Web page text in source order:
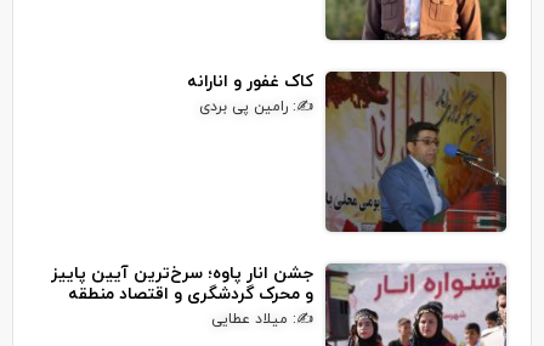
کاک غفور و انارانه
✍: رامین پی بردی
جشن انار پاوه؛ سرخ‌ترین آیین پاییز
و محرک گردشگری و اقتصاد منطقه
✍: میلاد عطایی